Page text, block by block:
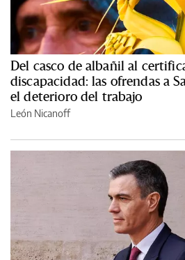
Del casco de albañil al
discapacidad: las ofrendas a
el deterioro del trabajo
León Nicanoff